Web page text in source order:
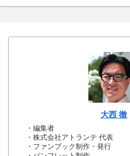
大西 徹
・編集者
・株式会社アトランテ 代表
・ファンブック制作・発行